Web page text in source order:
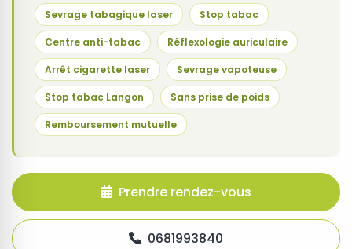
Sevrage tabagique laser Stop tabac
Centre anti-tabac Réflexologie auriculaire
Arrêt cigarette laser Sevrage vapoteuse
Stop tabac Langon Sans prise de poids
Remboursement mutuelle
Prendre rendez-vous
0681993840